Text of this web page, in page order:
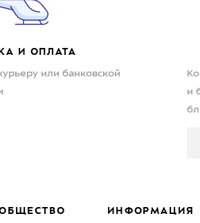
И ОПЛАТА
или банковской
и
ИНФОРМАЦИЯ